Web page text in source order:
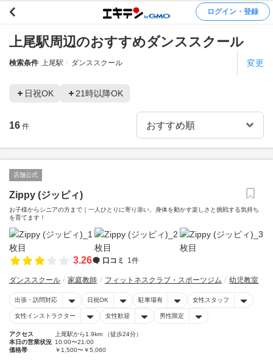
ログイン・登録
上尾駅周辺のおすすめダンススクール
検索条件 上尾駅 ダンススクール 変更
日祝OK 21時以降OK
16 件
店舗公式
Zippy (ジッピィ)
お子様からシニアの方まで｜一人ひとりに寄り添い、身体を動かす楽しさと挑戦する気持ち
を育てます！
3.26 口コミ 1件
ダンススクール 家庭教師 フィットネスクラブ・スポーツジム 幼児教室
出張・訪問対応 日祝OK 駐車場有 女性スタッフ
女性インストラクター 女性歓迎 男性限定
アクセス
上尾駅から1.9km （徒歩24分）
本日の営業状況 10:00〜21:00
価格帯
￥1,500〜￥5,060